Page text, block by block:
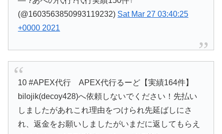
(@1603563850993119232) Sat Mar 27 03:40:25
+0000 2021
10 #APEX代行 APEX代行るーど【実績164件】
bilojik(decoy428)へ依頼しないでください！先払い
しましたがあれこれ理由をつけられ先延ばしにさ
れ、返金をお願いしましたがいまだに返してもらえ